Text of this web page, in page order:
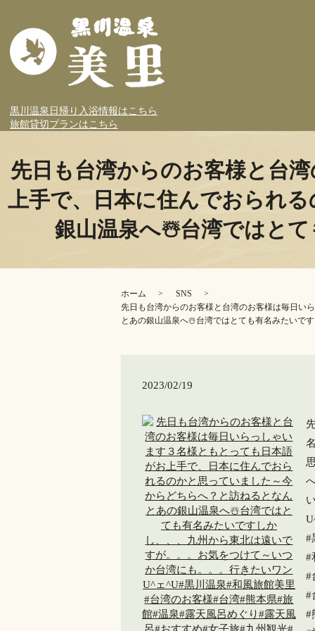
黒川温泉日帰り入浴情報はこちら
旅館貸切プランはこちら
先日も台湾からのお客様と台
上手で、日本に住んでおられ
銀山温泉へ️☃️台湾ではと
ホーム
SNS
先日も台湾からのお客様と台湾のお客様は毎日い
と️あの銀山温泉へ️☃️台湾ではとても有名みたいで
2023/02/19
#
#
#
#
#